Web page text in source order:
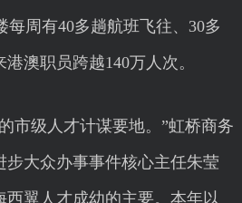
每周有40多趟航班飞往、30多
澳职员跨越140万人次。
级人才计谋要地。”虹桥商务
步大众办事事件核心主任朱莹
翼人才成幼的主要。本年以